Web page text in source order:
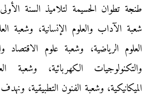
طنجة تطوان الحسيمة لتلاميذ السنة
شعبة الآداب والعلوم الإنسانية، وشعبة
العلوم الرياضية، وشعبة علوم الاقتصاد
والتكنولوجيات الكهربائية، وشعبة
الميكانيكية، وشعبة الفنون التطبيقية،